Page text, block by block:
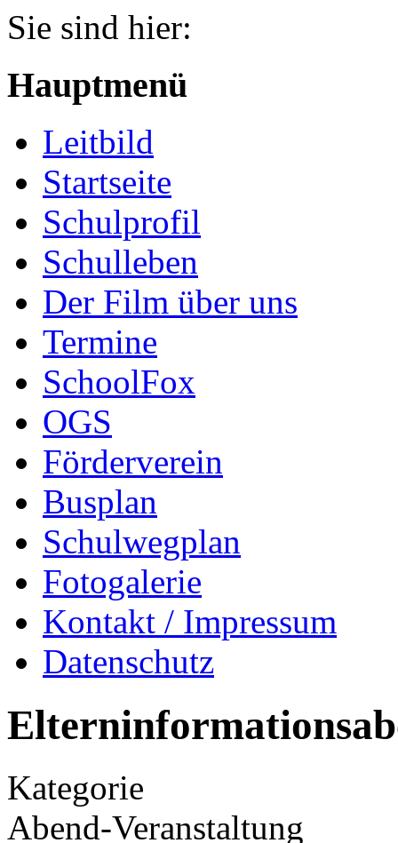
Sie sind hier:
Hauptmenü
Leitbild
Startseite
Schulprofil
Schulleben
Der Film über uns
Termine
SchoolFox
OGS
Förderverein
Busplan
Schulwegplan
Fotogalerie
Kontakt / Impressum
Datenschutz
Kategorie
Abend-Veranstaltung
Jahr
Monat
Jahr
Monat